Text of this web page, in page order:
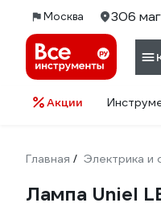
Москва 306
Акции
Главная / Электрика и
Лампа Uniel